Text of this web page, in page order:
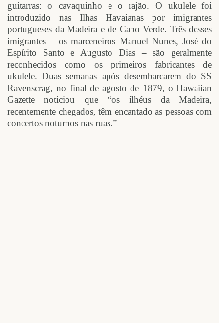
guitarras: o cavaquinho e o rajão. O ukulele foi
introduzido nas Ilhas Havaianas por imigrantes
portugueses da Madeira e de Cabo Verde. Três desses
imigrantes – os marceneiros Manuel Nunes, José do
Espírito Santo e Augusto Dias – são geralmente
reconhecidos como os primeiros fabricantes de
ukulele. Duas semanas após desembarcarem do SS
Ravenscrag, no final de agosto de 1879, o Hawaiian
Gazette noticiou que “os ilhéus da Madeira,
recentemente chegados, têm encantado as pessoas com
concertos noturnos nas ruas.”